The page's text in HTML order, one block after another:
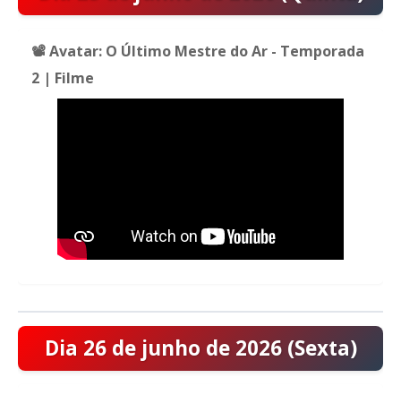
📽️ Avatar: O Último Mestre do Ar - Temporada
2 | Filme
Dia 26 de junho de 2026 (Sexta)